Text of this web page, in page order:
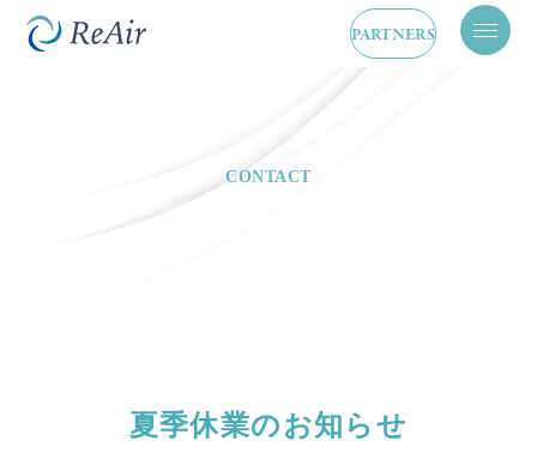
PARTNERS
メ
ニ
CONTACT
夏季休業のお知らせ